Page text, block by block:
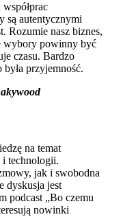
są autentycznymi
Rozumie nasz biznes,
wybory powinny być
czasu. Bardzo
przyjemność.
na temat
i technologii.
jak i swobodna
dyskusja jest
podcast „Bo czemu
nowinki